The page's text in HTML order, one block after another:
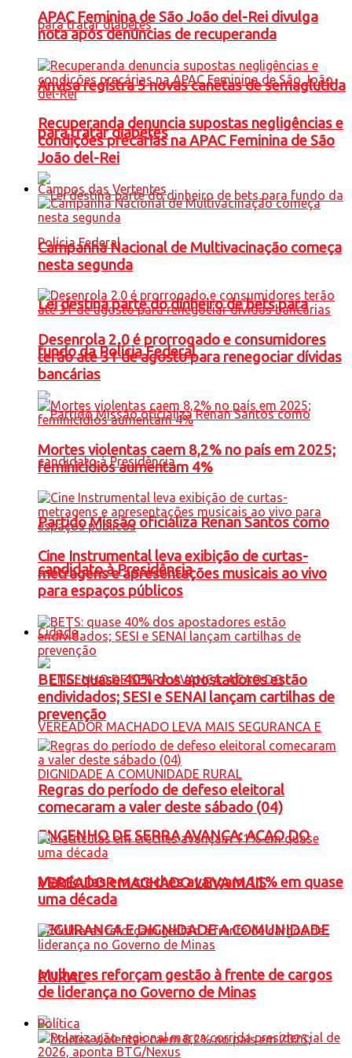
Anvisa registra 5 novas canetas de semaglutida
para tratar diabetes
Lei destina parte do dinheiro de bets para
fundo da Polícia Federal
Partido Missão oficializa Renan Santos como
candidato à Presidência
Cidade
ENGENHO DE SERRA AVANÇA: ACAO DO
VEREADOR MACHADO LEVA MAIS
SEGURANCA E DIGNIDADE A COMUNIDADE
RURAL
APAC Feminina de São João del-Rei divulga
nota após denúncias de recuperanda
Recuperanda denuncia supostas negligências e
condições precárias na APAC Feminina de São
João del-Rei
Campos das Vertentes
Campanha Nacional de Multivacinação começa
nesta segunda
Desenrola 2.0 é prorrogado e consumidores
terão até 31 de agosto para renegociar dívidas
bancárias
Mortes violentas caem 8,2% no país em 2025;
feminicídios aumentam 4%
Cine Instrumental leva exibição de curtas-
metragens e apresentações musicais ao vivo
para espaços públicos
BETS: quase 40% dos apostadores estão
endividados; SESI e SENAI lançam cartilhas de
prevenção
Regras do período de defeso eleitoral
comecaram a valer deste sábado (04)
Matrículas em creches avançam 11% em quase
uma década
Mulheres reforçam gestão à frente de cargos
de liderança no Governo de Minas
Política